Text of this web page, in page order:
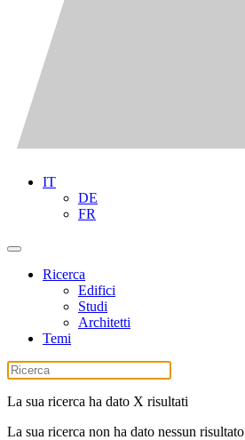
IT
DE
FR
Ricerca
Edifici
Studi
Architetti
Temi
La sua ricerca ha dato X risultati
La sua ricerca non ha dato nessun risultato